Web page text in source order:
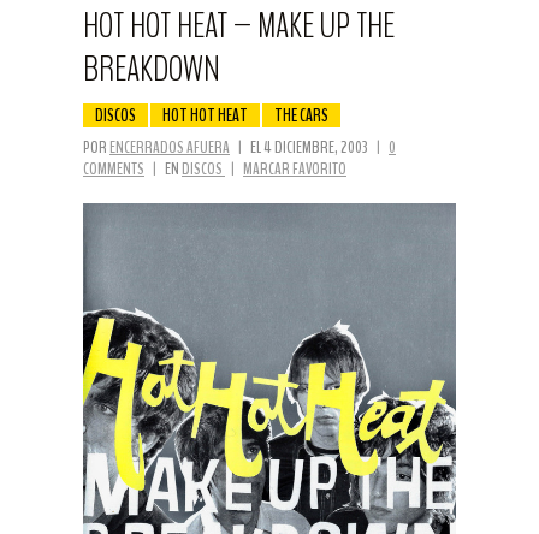
HOT HOT HEAT – MAKE UP THE
BREAKDOWN
DISCOS HOT HOT HEAT THE CARS
POR ENCERRADOS AFUERA | EL 4 DICIEMBRE, 2003 | 0
COMMENTS | EN DISCOS | MARCAR FAVORITO